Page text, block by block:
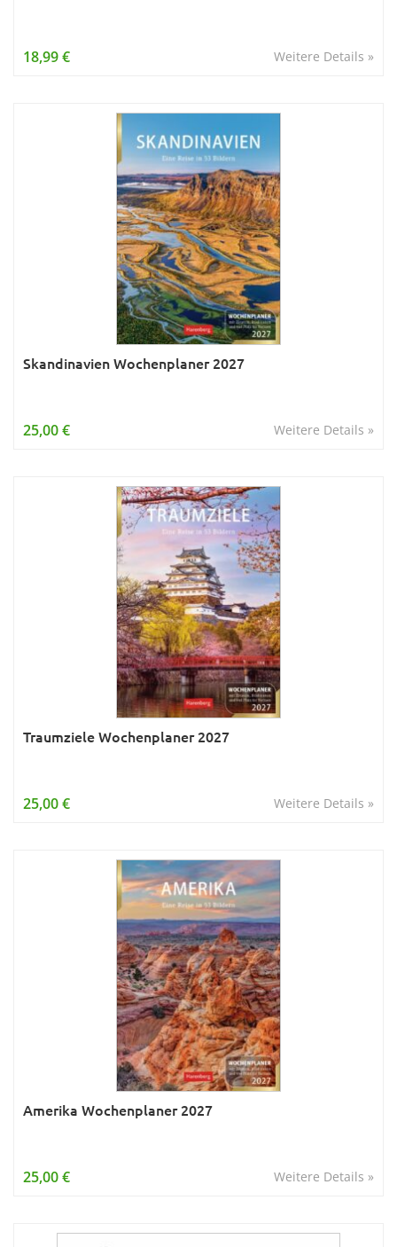
Weitere Details »
18,99 €
Skandinavien Wochenplaner 2027
Weitere Details »
25,00 €
Traumziele Wochenplaner 2027
Weitere Details »
25,00 €
Amerika Wochenplaner 2027
Weitere Details »
25,00 €